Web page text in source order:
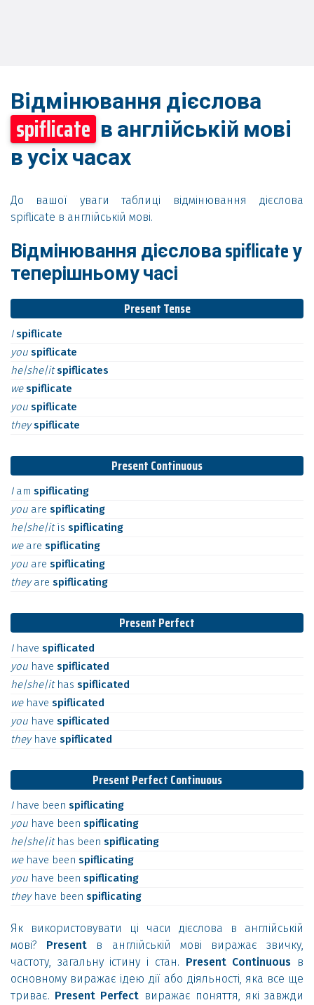
Відмінювання дієслова
spiflicate в англійській мові
в усіх часах
До вашої уваги таблиці відмінювання дієслова
spiflicate в англійській мові.
Відмінювання дієслова spiflicate у
теперішньому часі
Present Tense
Ispiflicate
you spiflicate
he|she|itspiflicates
wespiflicate
you spiflicate
theyspiflicate
Present Continuous
I am spiflicating
you are spiflicating
he|she|itis spiflicating
we are spiflicating
you are spiflicating
theyare spiflicating
Present Perfect
I have spiflicated
you have spiflicated
he|she|it has spiflicated
we have spiflicated
you have spiflicated
they have spiflicated
Present Perfect Continuous
I have been spiflicating
you have been spiflicating
he|she|it has been spiflicating
we have been spiflicating
you have been spiflicating
they have been spiflicating
Як використовувати ці часи дієслова в англійській
мові? Present в англійській мові виражає звичку,
частоту, загальну істину і стан. Present Continuous в
основному виражає ідею дії або діяльності, яка все ще
триває. Present Perfect виражає поняття, які завжди